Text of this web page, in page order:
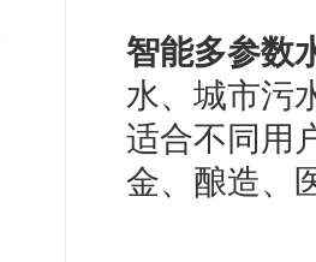
智能多参数
水、城市污
适合不同用
金、酿造、